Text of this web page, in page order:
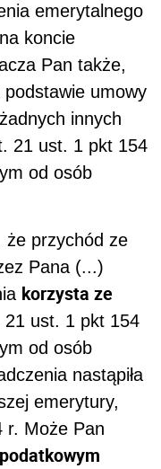
emerytalnego
koncie
Pan także,
umowy
innych
21 ust. 1 pkt 154
od osób
że przychód ze
Pana (...)
korzysta ze
ust. 1 pkt 154
od osób
nastąpiła
emerytury,
r. Może Pan